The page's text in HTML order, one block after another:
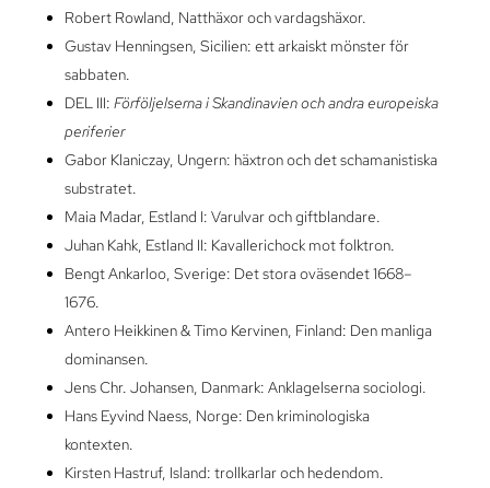
Robert Rowland, Natthäxor och vardagshäxor.
Gustav Henningsen, Sicilien: ett arkaiskt mönster för
sabbaten.
DEL III: Förföljelserna i Skandinavien och andra europeiska
periferier
Gabor Klaniczay, Ungern: häxtron och det schamanistiska
substratet.
Maia Madar, Estland I: Varulvar och giftblandare.
Juhan Kahk, Estland II: Kavallerichock mot folktron.
Bengt Ankarloo, Sverige: Det stora oväsendet 1668–
1676.
Antero Heikkinen & Timo Kervinen, Finland: Den manliga
dominansen.
Jens Chr. Johansen, Danmark: Anklagelserna sociologi.
Hans Eyvind Naess, Norge: Den kriminologiska
kontexten.
Kirsten Hastruf, Island: trollkarlar och hedendom.